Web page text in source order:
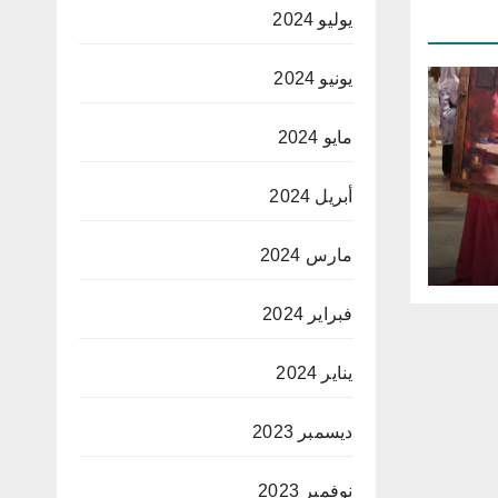
يوليو 2024
يونيو 2024
مايو 2024
أبريل 2024
مارس 2024
فبراير 2024
يناير 2024
ديسمبر 2023
نوفمبر 2023